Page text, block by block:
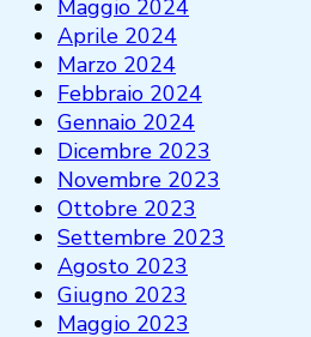
Maggio 2024
Aprile 2024
Marzo 2024
Febbraio 2024
Gennaio 2024
Dicembre 2023
Novembre 2023
Ottobre 2023
Settembre 2023
Agosto 2023
Giugno 2023
Maggio 2023